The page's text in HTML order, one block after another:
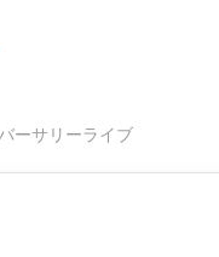
ーサリーライブ